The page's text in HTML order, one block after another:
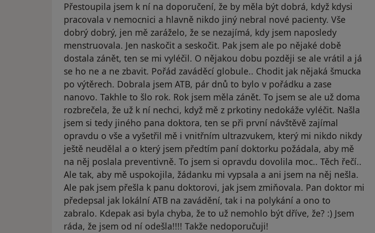
Přestoupila jsem k ní na doporučení, že by měla být dobrá, když kdysi
pracovala v nemocnici a hlavně nikdo jiný nebral nové pacienty. Vše
dobrý dobrý, jen mě zaráželo, že se nezajímá, kdy jsem naposledy
menstruovala. Jen naskočit a seskočit. Pak jsem ale po nějaké době
dostala zánět, ten se mi vyléčil. O nějakou dobu později se ale vrátil a já
se ho ne a ne zbavit. Pořád zaváděcí globule.. Chodit jak nějaká šmucka
po výtěrech. Dobrala jsem ATB, pár dnů to bylo v pořádku a zase
nanovo. Takhle to šlo rok. Rok jsem měla zánět. To jsem se ale už doma
rozbrečela, že už k ní nechci, když mě z prkotiny nedokáže vyléčit. Našla
jsem si tedy jiného pana doktora, ten se při první návštěvě zajímal
opravdu o vše a vyšetřil mě i vnitřním ultrazvukem, který mi nikdo nikdy
ještě neudělal a o který jsem předtím paní doktorku požádala, aby mě
na něj poslala preventivně. To jsem si opravdu dovolila moc.. Těch řečí..
Ale tak, aby mě uspokojila, žádanku mi vypsala a ani jsem na něj nešla.
Ale pak jsem přešla k panu doktorovi, jak jsem zmiňovala. Pan doktor mi
předepsal jak lokální ATB na zavádění, tak i na polykání a ono to
zabralo. Kdepak asi byla chyba, že to už nemohlo být dříve, že? :) Jsem
ráda, že jsem od ní odešla!!!! Takže nedoporučuji!